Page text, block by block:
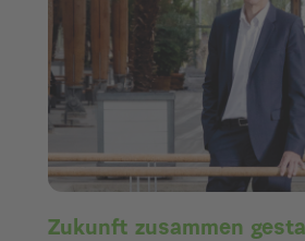
Zukunft zusammen